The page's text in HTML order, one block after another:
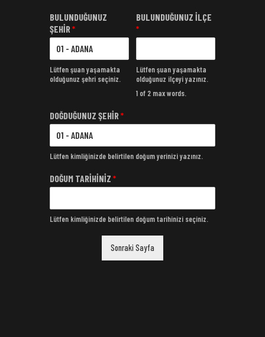
BULUNDUĞUNUZ
ŞEHİR*
Lütfen şuan yaşamakta
olduğunuz şehri seçiniz.
BULUNDUĞUNUZ İLÇE
*
Lütfen şuan yaşamakta
olduğunuz ilçeyi yazınız.
1 of 2 max words.
DOĞDUĞUNUZ ŞEHİR*
Lütfen kimliğinizde belirtilen doğum yerinizi yazınız.
DOĞUM TARİHİNİZ *
Lütfen kimliğinizde belirtilen doğum tarihinizi seçiniz.
Sonraki Sayfa